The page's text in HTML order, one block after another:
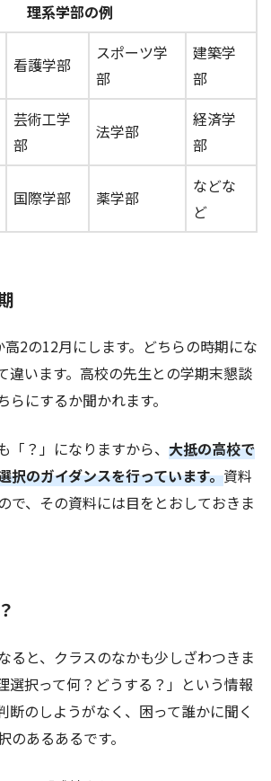
理系学部の例
看護学部
スポーツ学
部
建築学
部
芸術工学
部
法学部
経済学
部
国際学部 薬学部
などな
ど
2の12月にします。どちらの時期にな
違います。高校の先生との学期末懇談
らにするか聞かれます。
「？」になりますから、 大抵の高校で
択のガイダンスを行っています。資料
で、その資料には目をとおしておきま
ると、クラスのなかも少しざわつきま
選択って何？どうする？」という情報
断のしようがなく、困って誰かに聞く
のあるあるです。